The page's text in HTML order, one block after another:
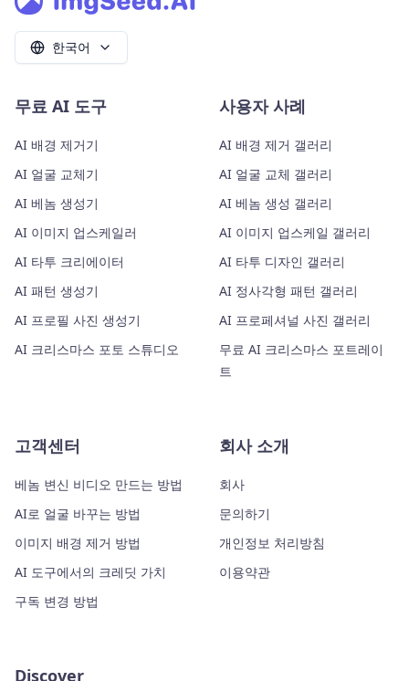
한국어
무료 AI 도구
AI 배경 제거기
AI 얼굴 교체기
AI 베놈 생성기
AI 이미지 업스케일러
AI 타투 크리에이터
AI 패턴 생성기
AI 프로필 사진 생성기
AI 크리스마스 포토 스튜디오
사용자 사례
AI 배경 제거 갤러리
AI 얼굴 교체 갤러리
AI 베놈 생성 갤러리
AI 이미지 업스케일 갤러리
AI 타투 디자인 갤러리
AI 정사각형 패턴 갤러리
AI 프로페셔널 사진 갤러리
무료 AI 크리스마스 포트레이
트
고객센터
베놈 변신 비디오 만드는 방법
AI로 얼굴 바꾸는 방법
이미지 배경 제거 방법
AI 도구에서의 크레딧 가치
구독 변경 방법
회사 소개
회사
문의하기
개인정보 처리방침
이용약관
Discover